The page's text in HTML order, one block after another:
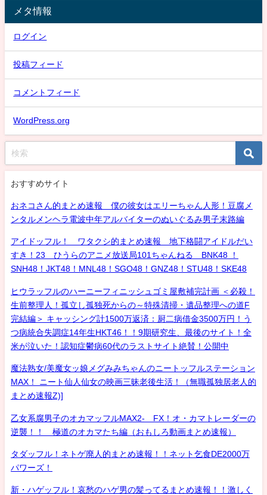
メタ情報
ログイン
投稿フィード
コメントフィード
WordPress.org
おすすめサイト
おネコさん的まとめ速報 僕の彼女はエリーちゃん人形！豆腐メ
ンタルメンヘラ電波中年アルバイターのぬいぐるみ男子末路編
アイドッフル！ ワタクシ的まとめ速報 地下格闘アイドルだい
すき！23 ひうらのアニメ放送局101ちゃんねる BNK48 ！
SNH48！JKT48！MNL48！SGO48！GNZ48！STU48！SKE48
ヒウラッフルのハーニーフィニッシュゴミ屋敷補完計画 ＜必殺！
生前整理人！孤立し孤独死からの～特殊清掃・遺品整理への道F
完結編＞ キャッシング計1500万返済：厨二病借金3500万円！う
つ病統合失調症14年生HKT46！！9期研究生、最後のサイト！全
米が泣いた！認知症鬱病60代のラストサイト絶賛！公開中
魔法熟女/美魔女ッ娘メグみみちゃんのニートッフルステーション
MAX！ ニート仙人仙女の映画三昧老後生活！（無職孤独居老人的
まとめ速報Z)]
乙女系腐男子のオカマッフルMAX2- FX！オ・カマトレーダーの
逆襲！！ 極道のオカマたち編（おもしろ動画まとめ速報）
タダッフル！ネトゲ廃人的まとめ速報！！ネット乞食DE2000万
パワーズ！
新・ハゲッフル！哀愁のハゲ男の髪ってるまとめ速報！！激しく